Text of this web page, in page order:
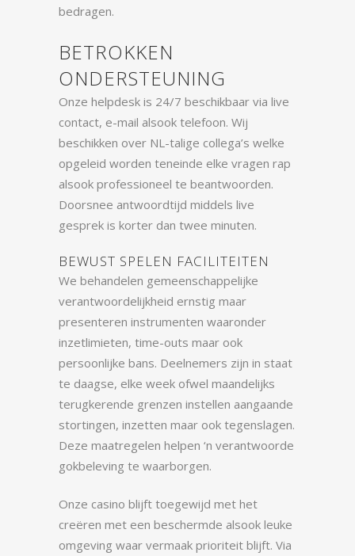
bedragen.
BETROKKEN
ONDERSTEUNING
Onze helpdesk is 24/7 beschikbaar via live
contact, e-mail alsook telefoon. Wij
beschikken over NL-talige collega’s welke
opgeleid worden teneinde elke vragen rap
alsook professioneel te beantwoorden.
Doorsnee antwoordtijd middels live
gesprek is korter dan twee minuten.
BEWUST SPELEN FACILITEITEN
We behandelen gemeenschappelijke
verantwoordelijkheid ernstig maar
presenteren instrumenten waaronder
inzetlimieten, time-outs maar ook
persoonlijke bans. Deelnemers zijn in staat
te daagse, elke week ofwel maandelijks
terugkerende grenzen instellen aangaande
stortingen, inzetten maar ook tegenslagen.
Deze maatregelen helpen ‘n verantwoorde
gokbeleving te waarborgen.
Onze casino blijft toegewijd met het
creëren met een beschermde alsook leuke
omgeving waar vermaak prioriteit blijft. Via